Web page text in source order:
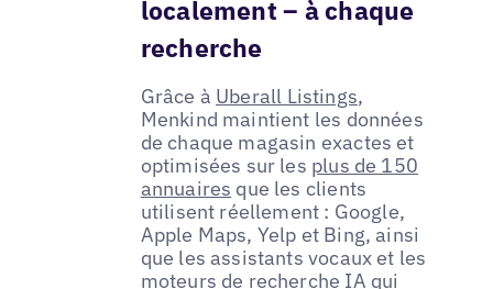
localement – à chaque
recherche
Grâce à Uberall Listings,
Menkind maintient les données
de chaque magasin exactes et
optimisées sur les plus de 150
annuaires que les clients
utilisent réellement : Google,
Apple Maps, Yelp et Bing, ainsi
que les assistants vocaux et les
moteurs de recherche IA qui